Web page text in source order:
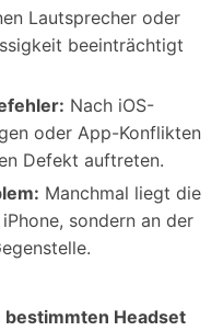
Lautsprecher oder
beeinträchtigt
Nach iOS-
oder App-Konflikten
Defekt auftreten.
Manchmal liegt die
sondern an der
bestimmten Headset